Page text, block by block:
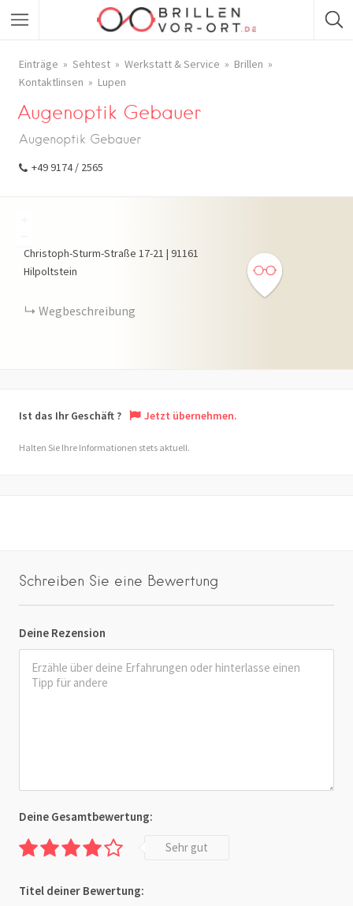
Einträge Sehtest Werkstatt & Service
Brillen
Kontaktlinsen
Lupen
Augenoptik Gebauer
Augenoptik Gebauer
+49 9174 / 2565
Christoph-Sturm-Straße 17-21 | 91161
Hilpoltstein
Wegbeschreibung
Ist das Ihr Geschäft ? Jetzt übernehmen.
Halten Sie Ihre Informationen stets aktuell.
Schreiben Sie eine Bewertung
Deine Rezension
Deine Gesamtbewertung:
Sehr gut
Titel deiner Bewertung: